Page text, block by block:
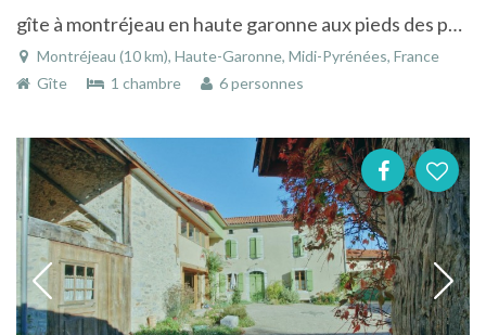
gîte à montréjeau en haute garonne aux pieds des pyrénées
Montréjeau (10 km), Haute-Garonne, Midi-Pyrénées, France
Gîte
1 chambre 6 personnes